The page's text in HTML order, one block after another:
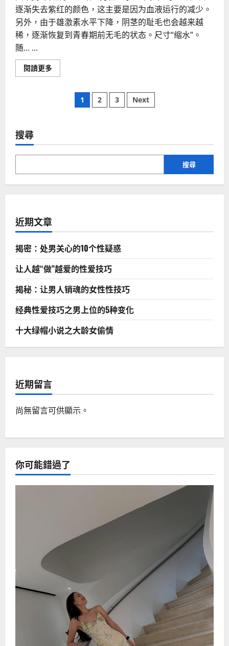
逐渐失去紫红的颜色，这主要是因为血液运行的减少。
另外，由于雄激素水平下降，阴茎的耻毛也会越来越
稀，逐渐恢复到青春期前无毛的状态。尺寸“缩水”。
随... ...
閱讀更多
more
标
志
文
分
1 2 3 Next
搜尋
搜尋
近期文章
揭密：处男关心的10个性疑惑
让人越“做”越爱的性爱技巧
揭秘：让男人销魂的女性性技巧
经典性爱技巧之男上位的5种变化
十大绿帽小说之大龄女偷情
近期留言
尚無留言可供顯示。
你可能錯過了